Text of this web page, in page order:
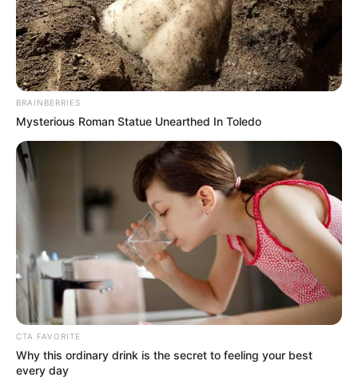
BRAINBERRIES
Mysterious Roman Statue Unearthed In Toledo
CTA FAVORITE
Why this ordinary drink is the secret to feeling your best
every day